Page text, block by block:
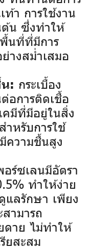
า การใช้งาน
ต้น ซึ่งทำให้
พื้นที่ที่มีการ
างสม่ำเสมอ
: กระเบื้อง
อการติดเชื้อ
คมีที่มีอยู่ในสิ่ง
หรับการใช้
ความชื้นสูง
อร์ซเลนมีอัตรา
ทำให้ง่าย
แลรักษา เพียง
ามารถ
ดาย ไม่ทำให้
ยสะสม